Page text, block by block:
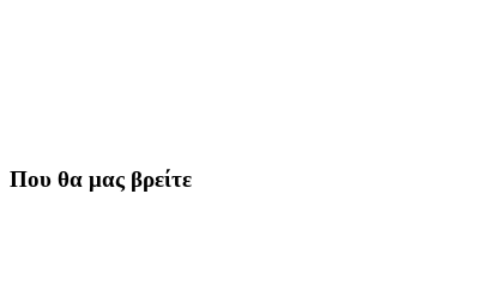
Που θα μας βρείτε